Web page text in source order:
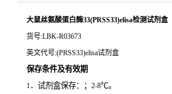
大鼠丝氨酸蛋白酶33(PRSS33)elisa检测试剂盒
货号:LBK-R03673
英文代号:(PRSS33)elisa试剂盒
保存条件及有效期
1．试剂盒保存：； 2-8℃。